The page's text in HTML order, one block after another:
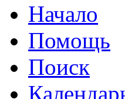
Начало
Помощь
Поиск